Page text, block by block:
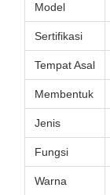
Model
Sertifikasi
Tempat Asal
Membentuk
Jenis
Fungsi
Warna